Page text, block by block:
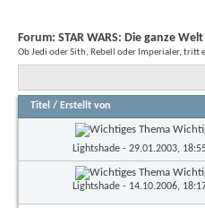
Forum: STAR WARS: Die ganze
Ob Jedi oder Sith, Rebell oder Imperialer, tritt
Titel / Erstellt von
Lightshade - 29.01.2003,
Lightshade - 14.10.2006,